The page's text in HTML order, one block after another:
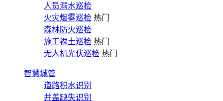
人员溺水巡检
火灾烟雾巡检 热门
森林防火巡检
施工裸土巡检 热门
无人机光伏巡检 热门
智慧城管
道路积水识别
井盖缺失识别